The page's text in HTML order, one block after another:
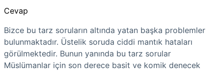
Cevap
Bizce bu tarz soruların altında yatan başka problemler
bulunmaktadır. Üstelik soruda ciddi mantık hataları
görülmektedir. Bunun yanında bu tarz sorular
Müslümanlar için son derece basit ve komik denecek